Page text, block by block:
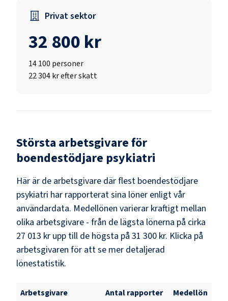
Privat sektor
32 800 kr
14 100 personer
22 304 kr efter skatt
Största arbetsgivare för
boendestödjare psykiatri
Här är de arbetsgivare där flest boendestödjare
psykiatri har rapporterat sina löner enligt vår
användardata. Medellönen varierar kraftigt mellan
olika arbetsgivare - från de lägsta lönerna på cirka
27 013 kr upp till de högsta på 31 300 kr. Klicka på
arbetsgivaren för att se mer detaljerad
lönestatistik.
Arbetsgivare Antal rapporter
Medellön